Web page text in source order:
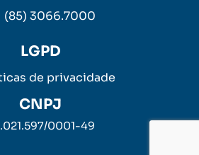
(85) 3066.7000
LGPD
de privacidade
CNPJ
0001-49